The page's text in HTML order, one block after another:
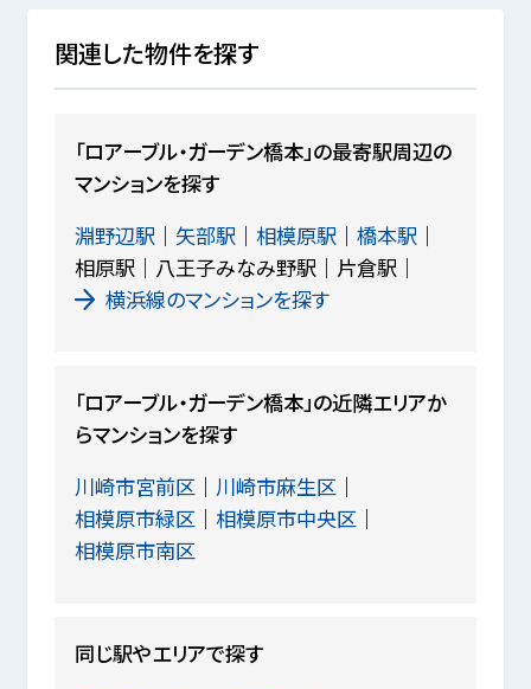
関連した物件を探す
「ロアーブル・ガーデン橋本」の最寄駅周辺の
マンションを探す
淵野辺駅
矢部駅 相模原駅
橋本駅
相原駅
八王子みなみ野駅
片倉駅
横浜線のマンションを探す
「ロアーブル・ガーデン橋本」の近隣エリアか
らマンションを探す
川崎市宮前区
川崎市麻生区
相模原市緑区
相模原市中央区
相模原市南区
同じ駅やエリアで探す